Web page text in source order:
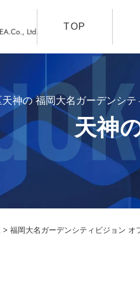
TOP
神の 福岡大名ガーデンシ
天神
> 福岡大名ガーデンシティビジョン オ